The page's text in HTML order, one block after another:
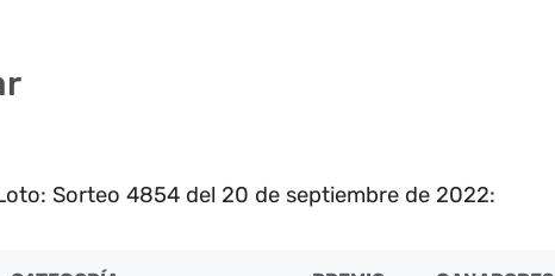
Sorteo 4854 del 20 de septiembre de 2022: